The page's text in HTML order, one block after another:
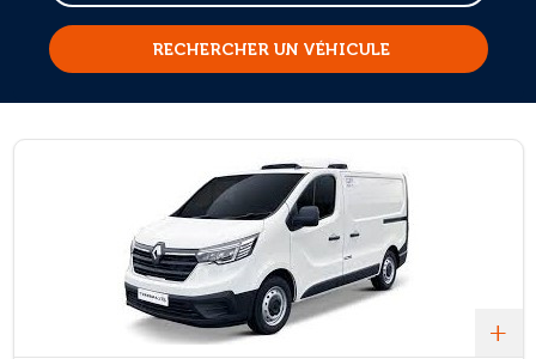
RECHERCHER UN VÉHICULE
+